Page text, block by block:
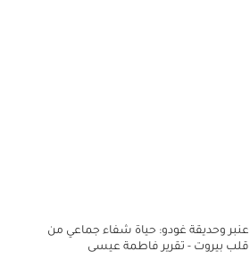
عنبر وحديقة غودو: حياة شفاء جماعي من
قلب بيروت - تقرير فاطمة عيسى